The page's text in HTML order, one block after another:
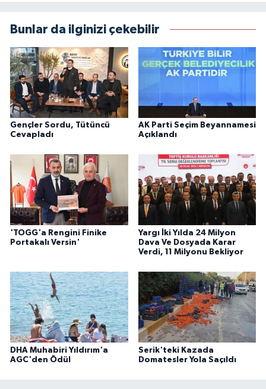
Bunlar da ilginizi çekebilir
Gençler Sordu, Tütüncü
Cevapladı
AK Parti Seçim Beyannamesi
Açıklandı
'TOGG'a Rengini Finike
Portakalı Versin'
Yargı İki Yılda 24 Milyon
Dava Ve Dosyada Karar
Verdi, 11 Milyonu Bekliyor
DHA Muhabiri Yıldırım'a
AGC'den Ödül
Serik'teki Kazada
Domatesler Yola Saçıldı